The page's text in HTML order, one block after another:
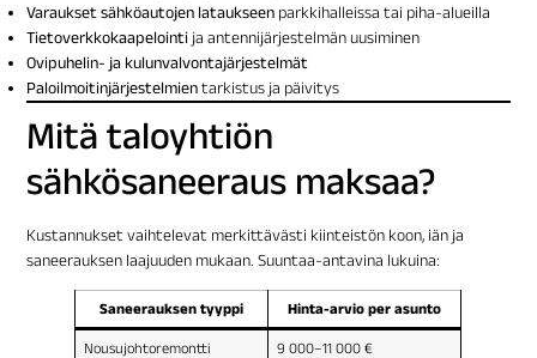
Varaukset sähköautojen lataukseen parkkihalleissa tai piha-alueilla
Tietoverkkokaapelointi ja antennijärjestelmän uusiminen
Ovipuhelin- ja kulunvalvontajärjestelmät
Paloilmoitinjärjestelmientarkistus ja päivitys
Mitä taloyhtiön
sähkösaneeraus maksaa?
Kustannukset vaihtelevat merkittävästi kiinteistön koon, iän ja
saneerauksen laajuuden mukaan. Suuntaa-antavina lukuina:
Saneerauksen tyyppi Hinta-arvio per asunto
Nousujohtoremontti 9 000–11 000 €